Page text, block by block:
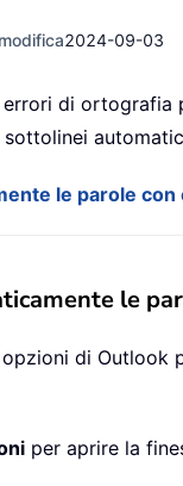
2024-09-03
di ortografia
le parole
le
di
per aprire la